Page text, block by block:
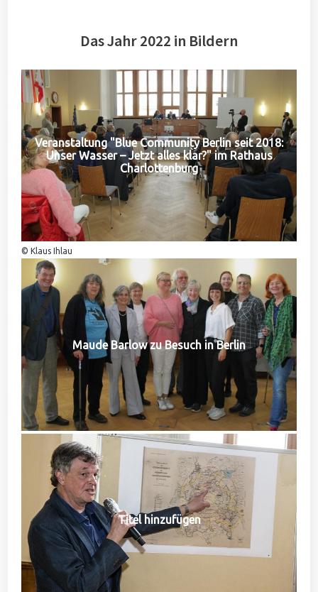
Das Jahr 2022 in Bildern
Veranstaltung "Blue Community Berlin seit 2018:
Unser Wasser – Jetzt alles klar?" im Rathaus
Charlottenburg
© Klaus Ihlau
Maude Barlow zu Besuch in Berlin
Titel hinzufügen